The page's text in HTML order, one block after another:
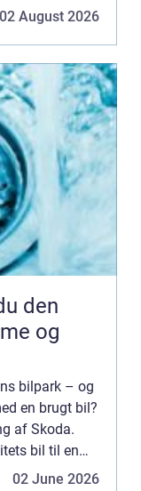
Lad din lok...
02 August 2026
og
bilpark – og
en brugt bil?
af Skoda.
bil til en
Lad din lok...
02 June 2026